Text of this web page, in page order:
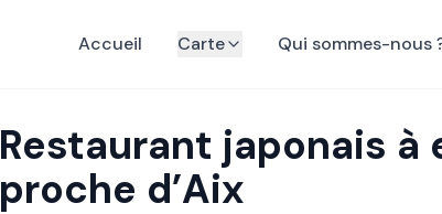
Accueil Carte Qui sommes-nous
Restaurant japonais
proche d’Aix